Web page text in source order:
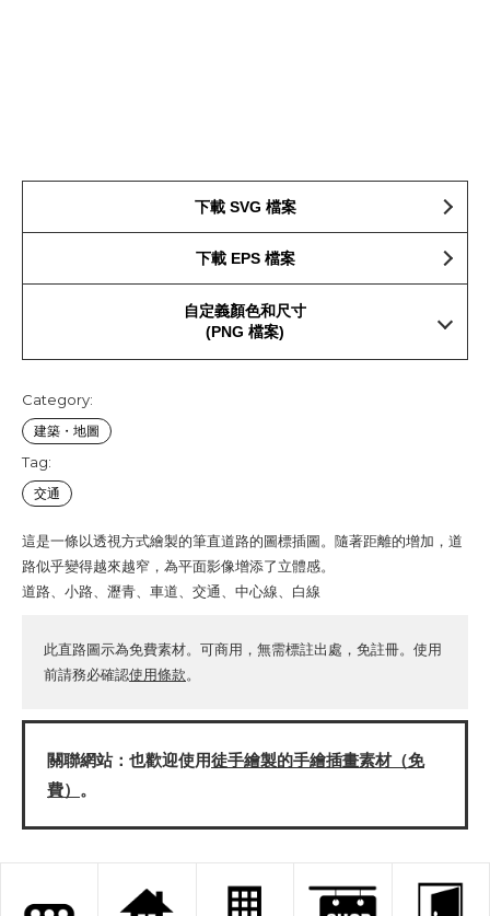
下載 SVG 檔案
下載 EPS 檔案
自定義顏色和尺寸
(PNG 檔案)
Category:
建築・地圖
Tag:
交通
這是一條以透視方式繪製的筆直道路的圖標插圖。隨著距離的增加，道
路似乎變得越來越窄，為平面影像增添了立體感。
道路、小路、瀝青、車道、交通、中心線、白線
此直路圖示為免費素材。可商用，無需標註出處，免註冊。使用
前請務必確認使用條款。
關聯網站：也歡迎使用徒手繪製的手繪插畫素材（免
費） 。